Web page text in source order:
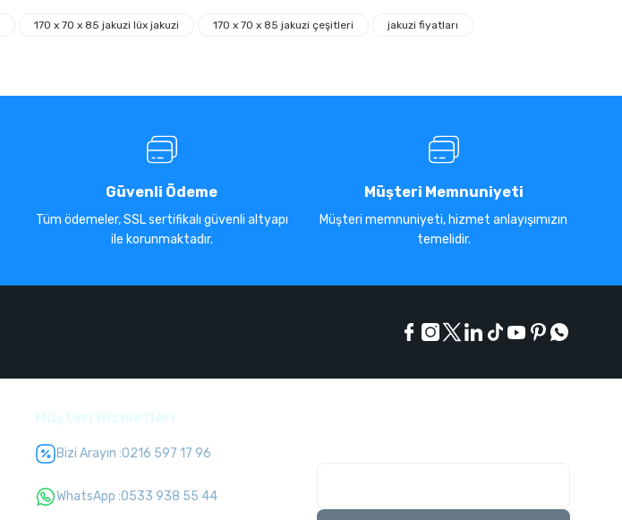
170 x 70 x 85 jakuzi lüx jakuzi 170 x 70 x 85 jakuzi çeşitleri jakuzi fiyatları
Güvenli Ödeme
Tüm ödemeler, SSL sertifikalı güvenli altyapı
ile korunmaktadır.
Müşteri Memnuniyeti
Müşteri memnuniyeti, hizmet anlayışımızın
temelidir.
Bizi Arayın :0216 597 17 96
WhatsApp :0533 938 55 44